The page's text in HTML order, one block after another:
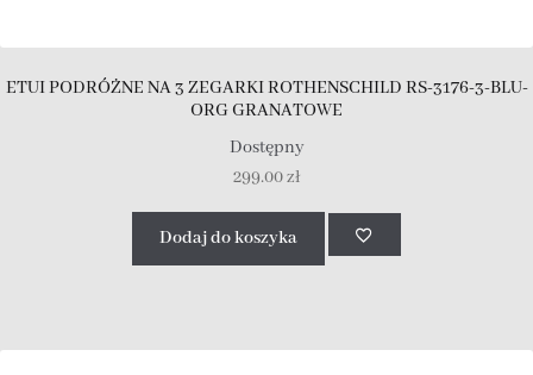
ETUI PODRÓŻNE NA 3 ZEGARKI ROTHENSCHILD RS-3176-3-BLU-
ORG GRANATOWE
Dostępny
299.00zł
Dodaj do koszyka